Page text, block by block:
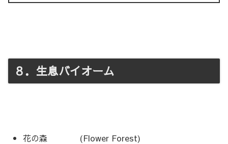
８．生息バイオーム
花の森 (Flower Forest)